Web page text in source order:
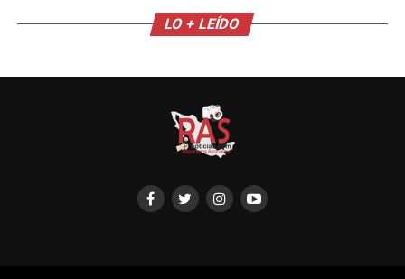
LO + LEÍDO